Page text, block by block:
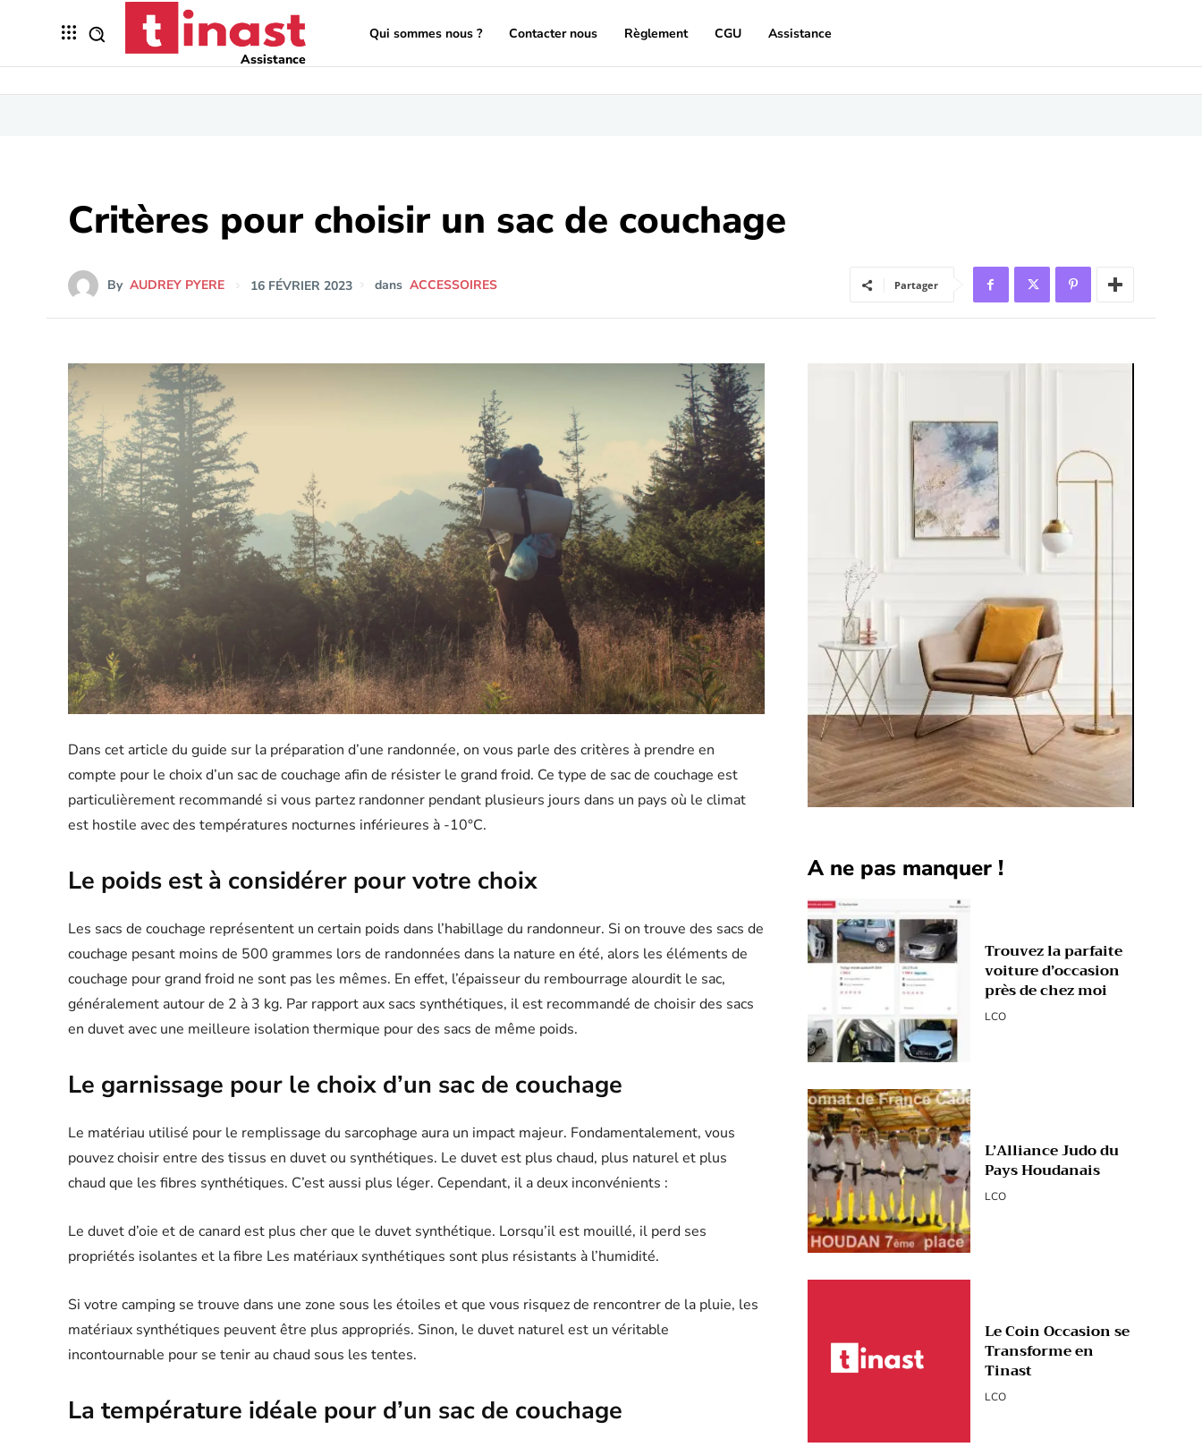
Assistance
Qui sommes nous ? Contacter nous Règlement CGU Assistance
Critères pour choisir un sac de couchage
By AUDREY PYERE 16 FÉVRIER 2023 dans ACCESSOIRES Partager
Dans cet article du guide sur la préparation d’une randonnée, on vous parle des critères à prendre en
compte pour le choix d’un sac de couchage afin de résister le grand froid. Ce type de sac de couchage est
particulièrement recommandé si vous partez randonner pendant plusieurs jours dans un pays où le climat
est hostile avec des températures nocturnes inférieures à -10°C.
Le poids est à considérer pour votre choix
Les sacs de couchage représentent un certain poids dans l’habillage du randonneur. Si on trouve des sacs de
couchage pesant moins de 500 grammes lors de randonnées dans la nature en été, alors les éléments de
couchage pour grand froid ne sont pas les mêmes. En effet, l’épaisseur du rembourrage alourdit le sac,
généralement autour de 2 à 3 kg. Par rapport aux sacs synthétiques, il est recommandé de choisir des sacs
en duvet avec une meilleure isolation thermique pour des sacs de même poids.
Le garnissage pour le choix d’un sac de couchage
Le matériau utilisé pour le remplissage du sarcophage aura un impact majeur. Fondamentalement, vous
pouvez choisir entre des tissus en duvet ou synthétiques. Le duvet est plus chaud, plus naturel et plus
chaud que les fibres synthétiques. C’est aussi plus léger. Cependant, il a deux inconvénients :
Le duvet d’oie et de canard est plus cher que le duvet synthétique. Lorsqu’il est mouillé, il perd ses
propriétés isolantes et la fibre Les matériaux synthétiques sont plus résistants à l’humidité.
Si votre camping se trouve dans une zone sous les étoiles et que vous risquez de rencontrer de la pluie, les
matériaux synthétiques peuvent être plus appropriés. Sinon, le duvet naturel est un véritable
incontournable pour se tenir au chaud sous les tentes.
La température idéale pour d’un sac de couchage
A ne pas manquer !
Trouvez la parfaite
voiture d’occasion
près de chez moi
LCO
L’Alliance Judo du
Pays Houdanais
LCO
Le Coin Occasion se
Transforme en
Tinast
LCO